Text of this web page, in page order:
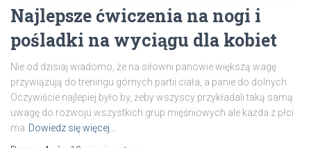
Najlepsze ćwiczenia na nogi i
pośladki na wyciągu dla kobiet
Nie od dzisiaj wiadomo, że na siłowni panowie większą wagę
przywiązują do treningu górnych partii ciała, a panie do dolnych.
Oczywiście najlepiej było by, żeby wszyscy przykładali taką samą
uwagę do rozwoju wszystkich grup mięśniowych ale każda z płci
ma Dowiedz się więcej…